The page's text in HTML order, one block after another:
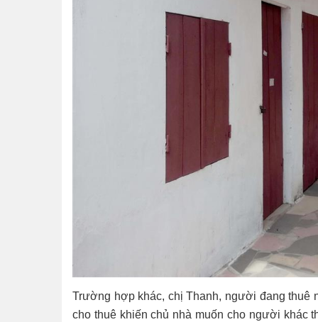
Trường hợp khác, chị Thanh, người đang thuê
cho thuê khiến chủ nhà muốn cho người khác